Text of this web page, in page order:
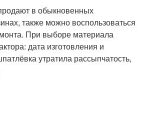
в обыкновенных
также можно воспользоваться
При выборе материала
дата изготовления и
утратила рассыпчатость,